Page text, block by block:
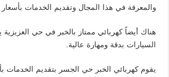
والمعرفة في هذا المجال وتقديم الخدمات بأسعار
هناك أيضاً كهربائي ممتاز بالخبر في حي
السيارات بدقة ومهارة عالية.
يقوم كهربائي الخبر حي الجسر بتقديم الخدمات